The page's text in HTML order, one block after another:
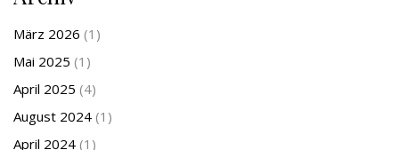
März 2026 (1)
Mai 2025 (1)
April 2025 (4)
August 2024 (1)
April 2024 (1)